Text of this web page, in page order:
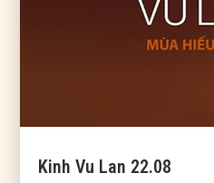
Kinh Vu Lan 22.08